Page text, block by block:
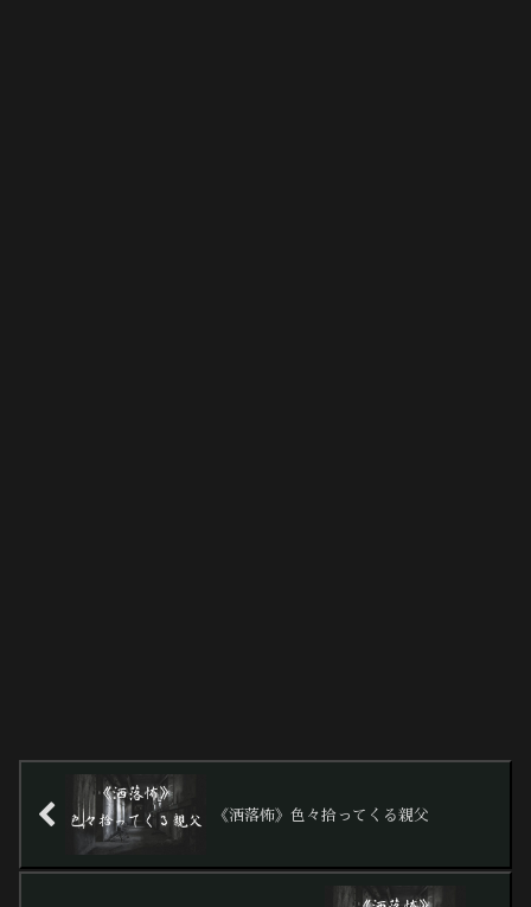
《洒落怖》色々拾ってくる親父